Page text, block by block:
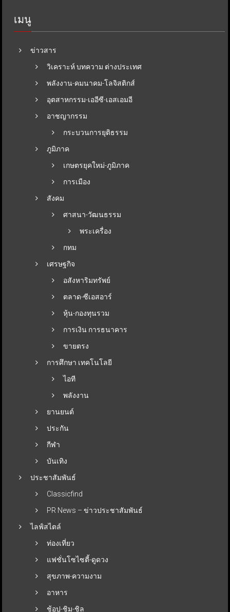
เมนู
ข่าวสาร
วิเคราะห์ บทความ ต่างประเทศ
พลังงาน-คมนาคม-โลจิสติกส์
อุตสาหกรรม-เออีซี-เอสเอมอี
อาชญากรรม
กระบวนการยุติธรรม
ภูมิภาค
เกษตรยุคใหม่-ภูมิภาค
การเมือง
สังคม
ศาสนา-วัฒนธรรม
พระเครื่อง
กทม
เศรษฐกิจ
อสังหาริมทรัพย์
ตลาด-ซีเอสอาร์
หุ้น-กองทุนรวม
การเงิน การธนาคาร
ขายตรง
การศึกษา เทคโนโลยี
ไอที
พลังงาน
ยานยนต์
ประกัน
กีฬา
บันเทิง
ประชาสัมพันธ์
Classicfind
PR News – ข่าวประชาสัมพันธ์
ไลฟ์สไตล์
ท่องเที่ยว
แฟชั่นโซไซตี้-ดูดวง
สุขภาพ-ความงาม
อาหาร
ช้อป-ชิม-ชิล